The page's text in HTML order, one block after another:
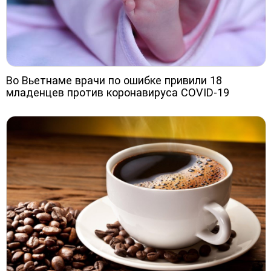
Во Вьетнаме врачи по ошибке привили 18
младенцев против коронавируса COVID-19